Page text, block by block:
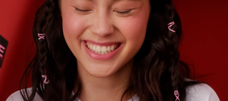
Meine Geräte
Meine Bestellungen
Meine Adressen
Meine Abonnements
FAQ™ Pure Beauty-Tech Elixir
issa™ Teeth Whitening Set
English Deutsch
Español
Français
Italiano
Português
Polski
Svenska
Русский
Türkçe
简体中文 繁體中文